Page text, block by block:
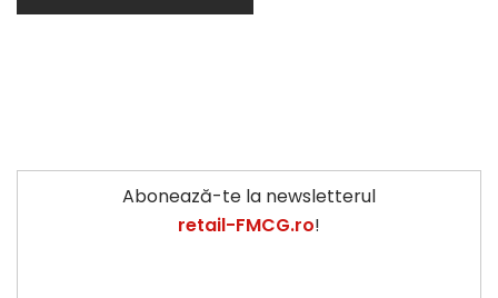
Abonează-te la newsletterul
retail-FMCG.ro!